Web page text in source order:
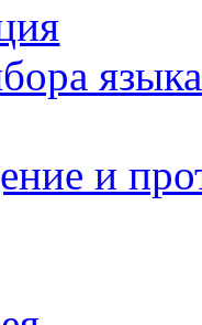
языка
и